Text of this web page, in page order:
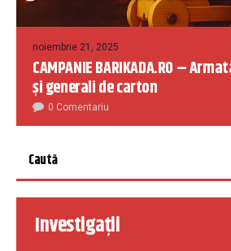
noiembrie 21, 2025
CAMPANIE BARIKADA.RO –
și generali de carton
0 Comentariu
Investigații